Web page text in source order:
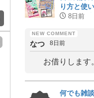
り方と使
ート配布中
8日前
なつ 8日前
お借りします
何でも雑